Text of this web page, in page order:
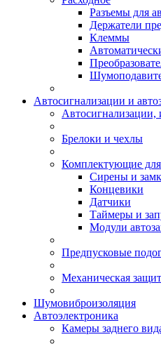
Разъемы для
Держатели
Клеммы
Автосигнализации и
Брелоки и чехлы
Комплектующие для
Сирены и
Концевики
Датчики
Таймеры и
Модули
Предпусковые
Механическая
Шумовиброизоляция
Автоэлектроника
Камеры заднего